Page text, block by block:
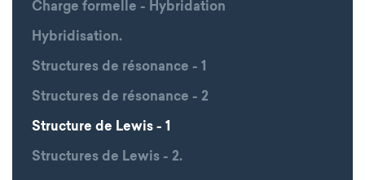
Charge formelle - Hybridation
Hybridisation.
Structures de résonance - 1
Structures de résonance - 2
Structure de Lewis - 1
Structures de Lewis - 2.